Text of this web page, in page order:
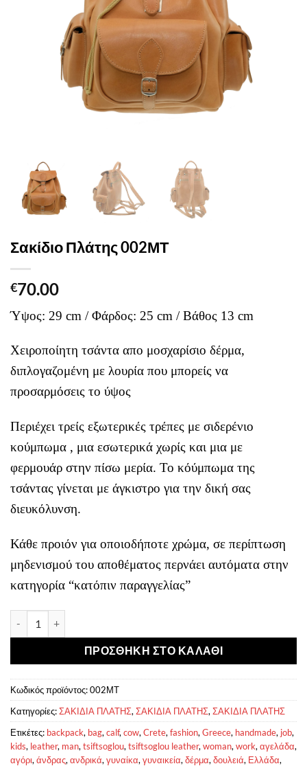
Σακίδιο Πλάτης 002ΜΤ
€70.00
Ύψος: 29 cm / Φάρδος: 25 cm / Βάθος 13 cm
Χειροποίητη τσάντα απο μοσχαρίσιο δέρμα,
διπλογαζομένη με λουρία που μπορείς να
προσαρμόσεις το ύψος
Περιέχει τρείς εξωτερικές τρέπες με σιδερένιο
κούμπωμα , μια εσωτερικά χωρίς και μια με
φερμουάρ στην πίσω μερία. Το κόύμπωμα της
τσάντας γίνεται με άγκιστρο για την δική σας
διευκόλυνση.
Κάθε προιόν για οποιοδήποτε χρώμα, σε περίπτωση
μηδενισμού του αποθέματος περνάει αυτόματα στην
κατηγορία “κατόπιν παραγγελίας”
ΠΡΟΣΘΉΚΗ ΣΤΟ ΚΑΛΆΘΙ
Κωδικός προϊόντος:002ΜΤ
Κατηγορίες:ΣΑΚΙΔΙΑ ΠΛΑΤΗΣ, ΣΑΚΙΔΙΑ ΠΛΑΤΗΣ, ΣΑΚΙΔΙΑ ΠΛΑΤΗΣ
Ετικέτες: backpack, bag, calf, cow, Crete, fashion, Greece, handmade, job,
kids, leather, man, tsiftsoglou, tsiftsoglou leather, woman, work, αγελάδα,
αγόρι, άνδρας, ανδρικά, γυναίκα, γυναικεία, δέρμα, δουλειά, Ελλάδα,